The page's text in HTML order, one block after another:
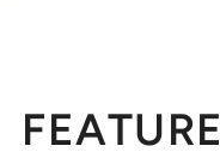
FEATURE